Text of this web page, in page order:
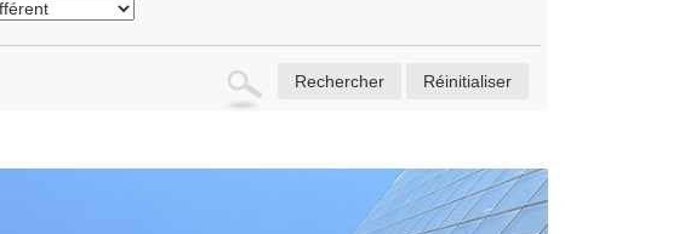
Rechercher Réinitialiser